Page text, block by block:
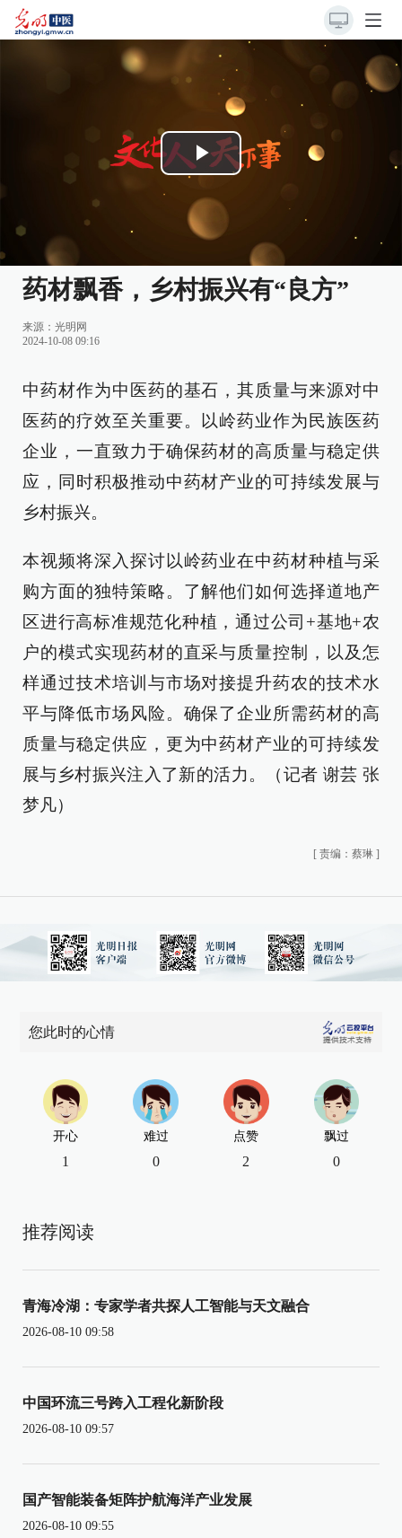
Play
Video
药材飘香，乡村振兴有“良方”
来源：光明网
2024-10-08 09:16
中药材作为中医药的基石，其质量与来源对中
医药的疗效至关重要。以岭药业作为民族医药
企业，一直致力于确保药材的高质量与稳定供
应，同时积极推动中药材产业的可持续发展与
乡村振兴。
本视频将深入探讨以岭药业在中药材种植与采
购方面的独特策略。了解他们如何选择道地产
区进行高标准规范化种植，通过公司+基地+农
户的模式实现药材的直采与质量控制，以及怎
样通过技术培训与市场对接提升药农的技术水
平与降低市场风险。确保了企业所需药材的高
质量与稳定供应，更为中药材产业的可持续发
展与乡村振兴注入了新的活力。（记者 谢芸 张
梦凡）
[ 责编：蔡琳 ]
您此时的心情
开心
1
难过
0
点赞
2
飘过
0
推荐阅读
青海冷湖：专家学者共探人工智能与天文融合
2026-08-10 09:58
中国环流三号跨入工程化新阶段
2026-08-10 09:57
国产智能装备矩阵护航海洋产业发展
2026-08-10 09:55